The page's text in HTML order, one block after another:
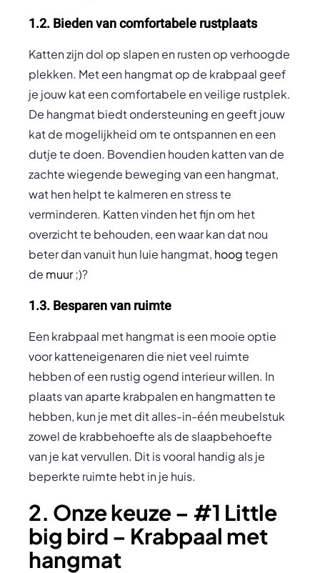
1.2. Bieden van comfortabele rustplaats
Katten zijn dol op slapen en rusten op verhoogde
plekken. Met een hangmat op de krabpaal geef
je jouw kat een comfortabele en veilige rustplek.
De hangmat biedt ondersteuning en geeft jouw
kat de mogelijkheid om te ontspannen en een
dutje te doen. Bovendien houden katten van de
zachte wiegende beweging van een hangmat,
wat hen helpt te kalmeren en stress te
verminderen. Katten vinden het fijn om het
overzicht te behouden, een waar kan dat nou
beter dan vanuit hun luie hangmat, hoogtegen
de muur;)?
1.3. Besparen van ruimte
Een krabpaal met hangmat is een mooie optie
voor katteneigenaren die niet veel ruimte
hebben of een rustig ogend interieur willen. In
plaats van aparte krabpalen en hangmatten te
hebben, kun je met dit alles-in-één meubelstuk
zowel de krabbehoefte als de slaapbehoefte
van je kat vervullen. Dit is vooral handig als je
beperkte ruimte hebt in je huis.
2. Onze keuze – #1 Little
big bird – Krabpaal met
hangmat